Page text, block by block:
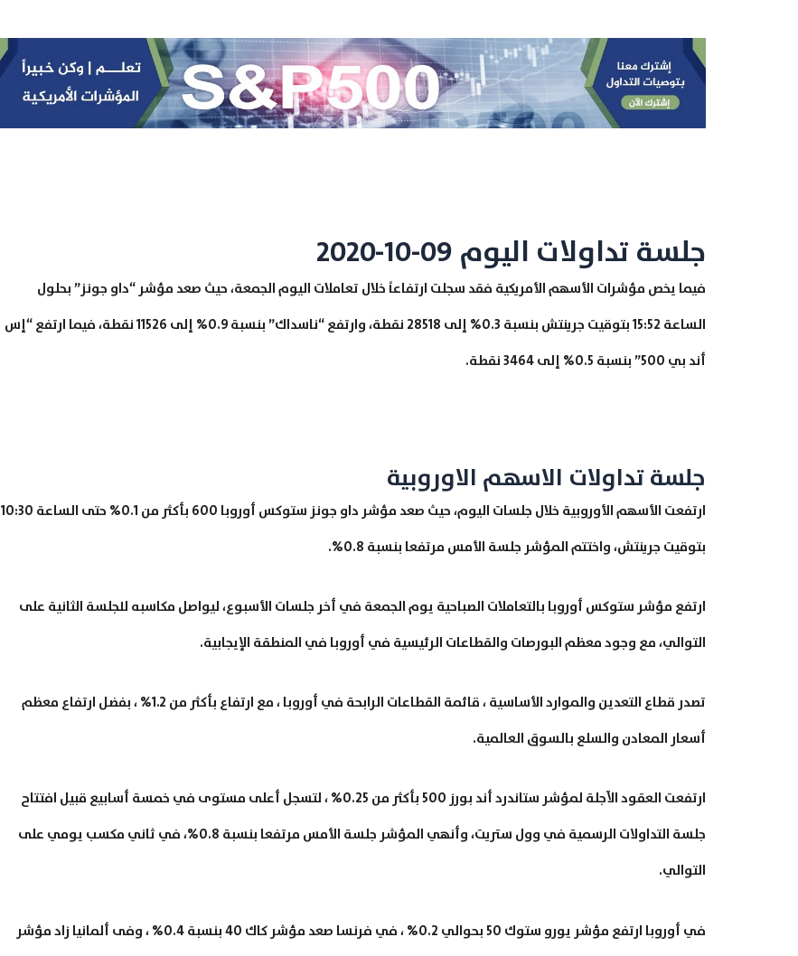
جلسة تداولات اليوم 09-10-2020
فيما يخص مؤشرات الأسهم الأمريكية فقد سجلت ارتفاعاً خلال تعاملات اليوم الجمعة، حيث صعد مؤشر “داو جونز” بحلول
الساعة 15:52 بتوقيت جرينتش بنسبة 0.3% إلى 28518 نقطة، وارتفع “ناسداك” بنسبة 0.9% إلى 11526 نقطة، فيما ارتفع “إس
أند بي 500” بنسبة 0.5% إلى 3464 نقطة.
جلسة تداولات الاسهم الاوروبية
ارتفعت الأسهم الأوروبية خلال جلسات اليوم، حيث صعد مؤشر داو جونز ستوكس أوروبا 600 بأكثر من 0.1% حتى الساعة 10:30
بتوقيت جرينتش، واختتم المؤشر جلسة الأمس مرتفعا بنسبة 0.8%.
ارتفع مؤشر ستوكس أوروبا بالتعاملات الصباحية يوم الجمعة في أخر جلسات الأسبوع، ليواصل مكاسبه للجلسة الثانية على
التوالي، مع وجود معظم البورصات والقطاعات الرئيسية في أوروبا في المنطقة الإيجابية.
تصدر قطاع التعدين والموارد الأساسية ، قائمة القطاعات الرابحة في أوروبا ، مع ارتفاع بأكثر من 1.2% ، بفضل ارتفاع معظم
أسعار المعادن والسلع بالسوق العالمية.
ارتفعت العقود الآجلة لمؤشر ستاندرد أند بورز 500 بأكثر من 0.25% ، لتسجل أعلى مستوى في خمسة أسابيع قبيل افتتاح
جلسة التداولات الرسمية في وول ستريت، وأنهي المؤشر جلسة الأمس مرتفعا بنسبة 0.8%، في ثاني مكسب يومي على
التوالي.
في أوروبا ارتفع مؤشر يورو ستوك 50 بحوالي 0.2% ، في فرنسا صعد مؤشر كاك 40 بنسبة 0.4% ، وفى ألمانيا زاد مؤشر